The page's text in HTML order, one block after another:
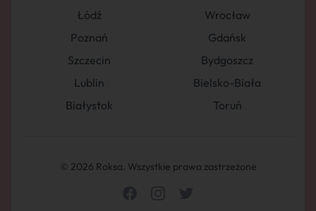
Łódź
Wrocław
Poznań
Gdańsk
Szczecin
Bydgoszcz
Lublin
Bielsko-Biała
Białystok
Toruń
© 2026 Roksa. Wszystkie prawa zastrzeżone